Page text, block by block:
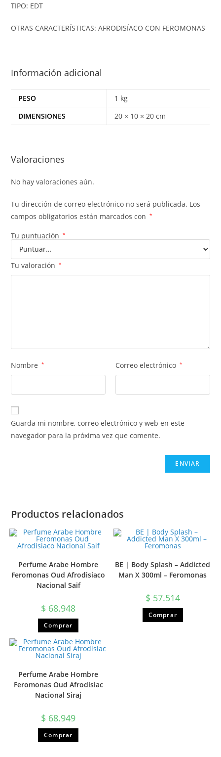
TIPO: EDT
OTRAS CARACTERÍSTICAS: AFRODISÍACO CON FEROMONAS
Información adicional
PESO
1 kg
DIMENSIONES
20 × 10 × 20 cm
Valoraciones
No hay valoraciones aún.
Tu dirección de correo electrónico no será publicada. Los
campos obligatorios están marcados con
*
Tu puntuación *
Tu valoración *
Nombre * Correo electrónico *
Guarda mi nombre, correo electrónico y web en este
navegador para la próxima vez que comente.
Productos relacionados
Perfume Arabe Hombre
Feromonas Oud Afrodisiaco
Nacional Saif
$ 68.948
Comprar
BE | Body Splash – Addicted
Man X 300ml – Feromonas
$ 57.514
Comprar
Perfume Arabe Hombre
Feromonas Oud Afrodisiac
Nacional Siraj
$ 68.949
Comprar